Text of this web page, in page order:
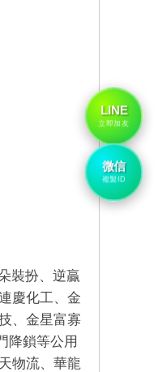
裝扮、逆贏
慶化工、金
、金星富寡
降鎖等公用
物流、華龍
LINE
立即加友
微信
複製ID